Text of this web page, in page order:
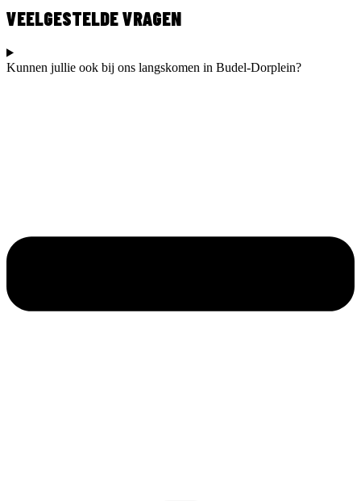
VEELGESTELDE VRAGEN
Kunnen jullie ook bij ons langskomen in Budel-Dorplein?